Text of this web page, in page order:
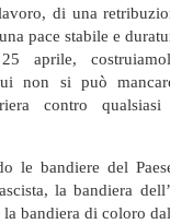
di una
pace stabile e
aprile,
non si può
contro
le bandiere del
la bandiera
bandiera di coloro